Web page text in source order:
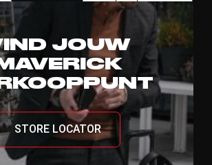
JOUW
STORE LOCATOR